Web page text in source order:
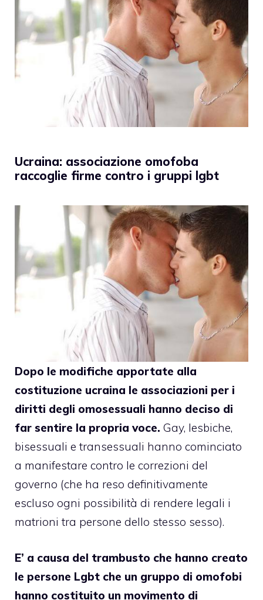
Ucraina: associazione omofoba
raccoglie firme contro i gruppi lgbt
Dopo le modifiche apportate alla
costituzione ucraina le associazioni per i
diritti degli omosessuali hanno deciso di
far sentire la propria voce. Gay, lesbiche,
bisessuali e transessuali hanno cominciato
a manifestare contro le correzioni del
governo (che ha reso definitivamente
escluso ogni possibilità di rendere legali i
matrioni tra persone dello stesso sesso).
E’ a causa del trambusto che hanno creato
le persone Lgbt che un gruppo di omofobi
hanno costituito un movimento di